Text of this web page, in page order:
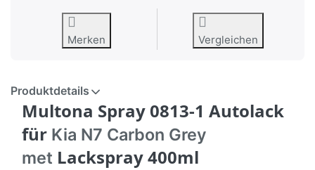
Merken Vergleichen
Produktdetails
Multona Spray 0813-1 Autolack
für Kia N7 Carbon Grey
met Lackspray 400ml